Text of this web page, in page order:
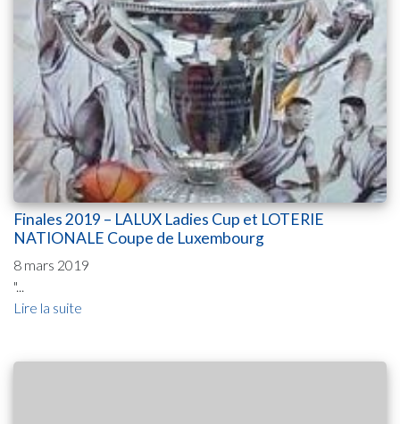
Finales 2019 – LALUX Ladies Cup et LOTERIE
NATIONALE Coupe de Luxembourg
8 mars 2019
"...
Lire la suite